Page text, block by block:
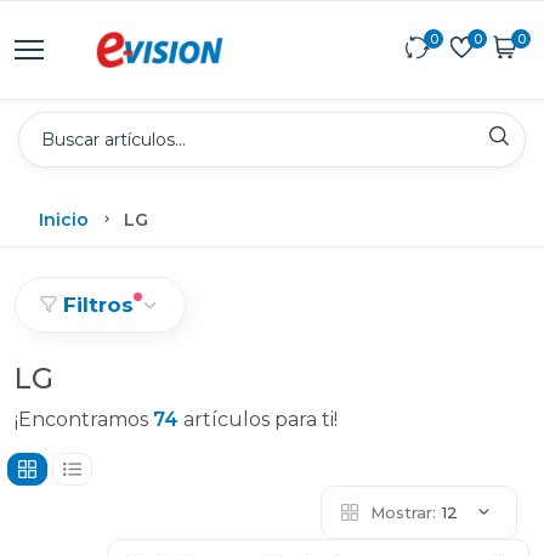
0 0 0
Inicio LG
Filtros
LG
¡Encontramos 74 artículos para ti!
Mostrar: 12